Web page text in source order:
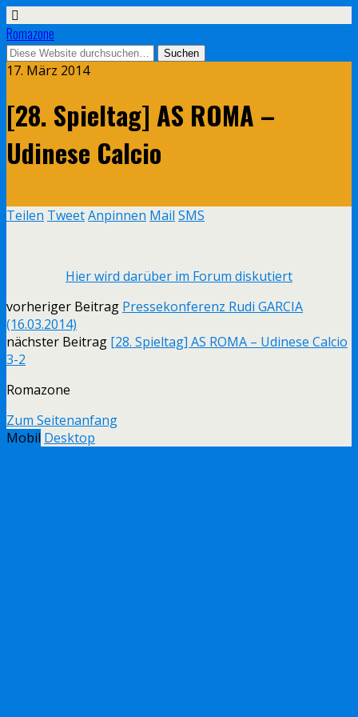
Romazone
17. März 2014
[28. Spieltag] AS ROMA –
Udinese Calcio
Teilen TweetAnpinnen Mail SMS
Hier wird darüber im Forum diskutiert
vorheriger Beitrag Pressekonferenz Rudi GARCIA
(16.03.2014)
nächster Beitrag [28. Spieltag] AS ROMA – Udinese Calcio
3-2
Romazone
Zum Seitenanfang
Mobil Desktop